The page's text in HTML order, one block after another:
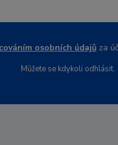
osobních údajůza
Můžete se kdykoli odhlásit.